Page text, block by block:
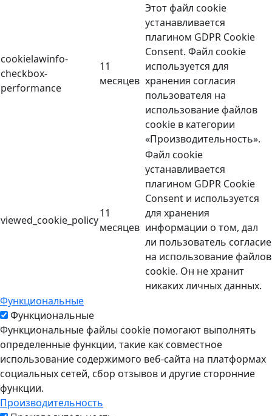
cookielawinfo-
checkbox-
performance
11
месяцев
Этот файл cookie
устанавливается
плагином GDPR Cookie
Consent. Файл cookie
используется для
хранения согласия
пользователя на
использование файлов
cookie в категории
«Производительность».
viewed_cookie_policy
11
месяцев
Файл cookie
устанавливается
плагином GDPR Cookie
Consent и используется
для хранения
информации о том, дал
ли пользователь согласие
на использование файлов
cookie. Он не хранит
никаких личных данных.
Функциональные
Функциональные
Функциональные файлы cookie помогают выполнять
определенные функции, такие как совместное
использование содержимого веб-сайта на платформах
социальных сетей, сбор отзывов и другие сторонние
функции.
Производительность